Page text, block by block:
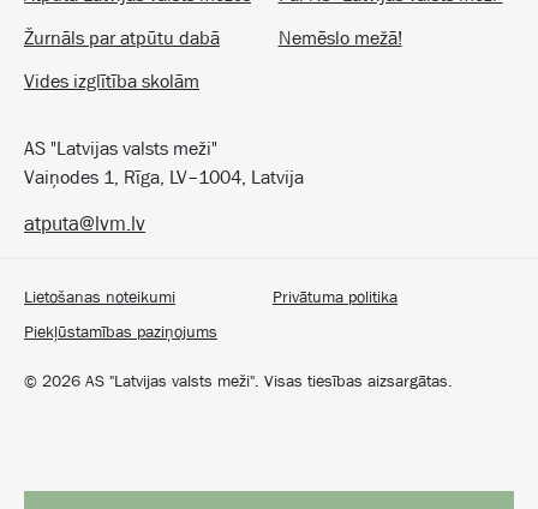
Žurnāls par atpūtu dabā
Nemēslo mežā!
Vides izglītība skolām
AS "Latvijas valsts meži"
Vaiņodes 1, Rīga, LV–1004, Latvija
© 2026 AS "Latvijas valsts meži". Visas tiesības aizsargātas.
Lietošanas noteikumi
Privātuma politika
Piekļūstamības paziņojums
atputa@lvm.lv